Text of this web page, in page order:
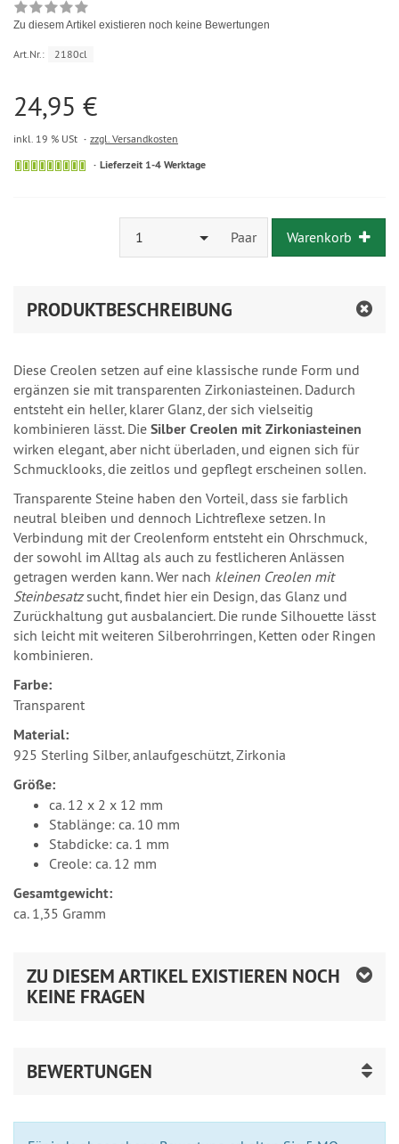
Zu diesem Artikel existieren noch keine Bewertungen
Art.Nr.: 2180cl
24,95 €
inkl. 19 % USt zzgl. Versandkosten
Lieferzeit 1-4 Werktage
1 Paar Warenkorb
PRODUKTBESCHREIBUNG
Diese Creolen setzen auf eine klassische runde Form und
ergänzen sie mit transparenten Zirkoniasteinen. Dadurch
entsteht ein heller, klarer Glanz, der sich vielseitig
kombinieren lässt. Die Silber Creolen mit Zirkoniasteinen
wirken elegant, aber nicht überladen, und eignen sich für
Schmucklooks, die zeitlos und gepflegt erscheinen sollen.
Transparente Steine haben den Vorteil, dass sie farblich
neutral bleiben und dennoch Lichtreflexe setzen. In
Verbindung mit der Creolenform entsteht ein Ohrschmuck,
der sowohl im Alltag als auch zu festlicheren Anlässen
getragen werden kann. Wer nach kleinen Creolen mit
Steinbesatzsucht, findet hier ein Design, das Glanz und
Zurückhaltung gut ausbalanciert. Die runde Silhouette lässt
sich leicht mit weiteren Silberohrringen, Ketten oder Ringen
kombinieren.
Farbe:
Transparent
Material:
925 Sterling Silber, anlaufgeschützt, Zirkonia
Größe:
ca. 12 x 2 x 12 mm
Stablänge: ca. 10 mm
Stabdicke: ca. 1 mm
Creole: ca. 12 mm
Gesamtgewicht:
ca. 1,35 Gramm
ZU DIESEM ARTIKEL EXISTIEREN NOCH
KEINE FRAGEN
BEWERTUNGEN